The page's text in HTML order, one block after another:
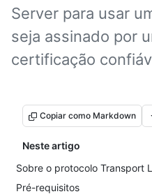
Server para usar
seja assinado por
certificação
Copiar como Markdown
Neste artigo
Sobre o protocolo Transport
Pré-requisitos